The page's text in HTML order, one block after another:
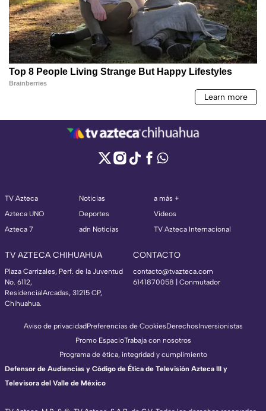
TV Azteca
Azteca UNO
Azteca 7
Noticias
Deportes
adn Noticias
a más +
Videos
TV Azteca Internacional
TV AZTECA CHIHUAHUA
Plaza Carrizales, Perf. de la Juventud
No. 6112,
ResidencialArcadas, 31215 CP,
Chihuahua.
CONTACTO
contacto@tvazteca.com
6141870058 | Conmutador
Aviso de privacidadPreferencias de CookiesDerechosInversionistas
Promo EspacioTrabaja con nosotros
Programa de ética, integridad y cumplimiento
Defensor de Audiencias y Código de Ética de Televisión Azteca III y
Televisora del Valle de México